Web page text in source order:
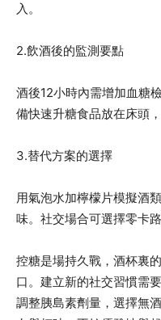
入。
2.飲酒後的監測要點
酒後12小時內需增加血糖
備快速升糖食品放在床頭
3.替代方案的選擇
用氣泡水加檸檬片模擬酒
味。社交場合可選擇零卡
控糖是場持久戰，酒杯裏
口。建立新的社交習慣需
調整胰島素劑量，選擇無